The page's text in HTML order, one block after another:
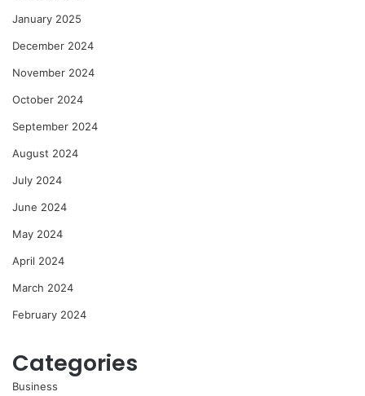
January 2025
December 2024
November 2024
October 2024
September 2024
August 2024
July 2024
June 2024
May 2024
April 2024
March 2024
February 2024
Categories
Business